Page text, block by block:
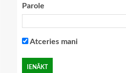
Parole
Atceries mani